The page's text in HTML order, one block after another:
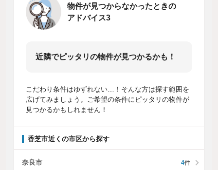
物件が見つからなかったときの
アドバイス3
近隣でピッタリの物件が見つかるかも！
こだわり条件はゆずれない…！そんな方は探す範囲を
広げてみましょう。ご希望の条件にピッタリの物件が
見つかるかもしれません！
香芝市近くの市区から探す
奈良市 4件